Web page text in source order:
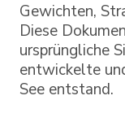
Gewichten,
Diese
ursprüngliche
entwickelte
See entstand.